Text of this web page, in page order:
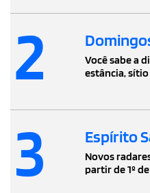
2
Você sabe a
estância, sítio
3 Espírito
Novos
partir de 1º